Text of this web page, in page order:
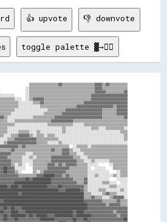
👍 upvote 👎 downvote
toggle palette ▓→✊🏽
▒▒▒▒▒▒▒▒▒▒▒▒▒▒▒▒▓▓▒▒▒▒▒▒▒▒▒▒▒▒▒▒▒▒▒▒▓▓▓▓▒▒▓▓▒▒▒▒▒▒▒▒▒▒
░░▒▒▒▒▒▒▒▒▒▒▒▒▒▒▒▒▒▒▒▒▒▒▒▒▒▒▒▒▒▒▒▒▒▒▒▒▓▓▓▓▒▒▒▒▒▒▒▒▒▒▒▒▒▒
░░▒▒▒▒▒▒▒▒▒▒▒▒▒▒▒▒▒▒▒▒▒▒▒▒▒▒▒▒▒▒▒▒▒▒▒▒▓▓▓▓▓▓▒▒▒▒▒▒▒▒▒▒▓▓
░░▒▒▒▒▒▒▒▒▒▒▒▒▒▒▒▒▒▒▒▒▒▒▒▒▒▒▒▒▒▒▒▒▒▒▓▓▓▓▓▓▓▓▓▓▓▓▓▓▓▓▓▓▓▓
░░▒▒▓▓▓▓▓▓▒▒▒▒▒▒▒▒▒▒▒▒▒▒▒▒▒▒▒▒▒▒▒▒▒▒▓▓▓▓▓▓▓▓▓▓▓▓▓▓▓▓▓▓▓▓
░░▒▒▒▒▒▒░░▒▒▒▒▒▒▒▒▒▒▒▒▒▒▒▒▒▒▒▒
░░▒▒▒▒▒▒▒▒▓▓▓▓▒▒▓▓▒▒▓▓▓▓▓▓▒▒▒▒▒▒░░░░░░      ░░▒▒▒▒▒▒▒▒
▒▒▒▒▒▒▒▒▓▓▓▓▓▓▓▓▓▓▓▓▒▒▒▒▒▒▒▒▒▒░░  ░░░░░░    ▒▒▒▒▒▒▒▒
▒▒░░▒▒▓▓▓▓▓▓▓▓▓▓▓▓▒▒▒▒▒▒▒▒▒▒▒▒░░░░░░░░░░░░    ░░▒▒▒▒
░░░░░░
░░░░